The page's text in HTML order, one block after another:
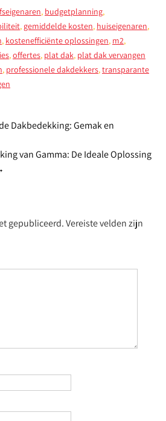
, budgetplanning,
, gemiddelde kosten, huiseigenaren,
, kostenefficiënte oplossingen, m2,
,offertes, plat dak, plat dak vervangen
, professionele dakdekkers,transparante
Dakbedekking: Gemak en
van Gamma: De Ideale Oplossing
gepubliceerd.Vereiste velden zijn